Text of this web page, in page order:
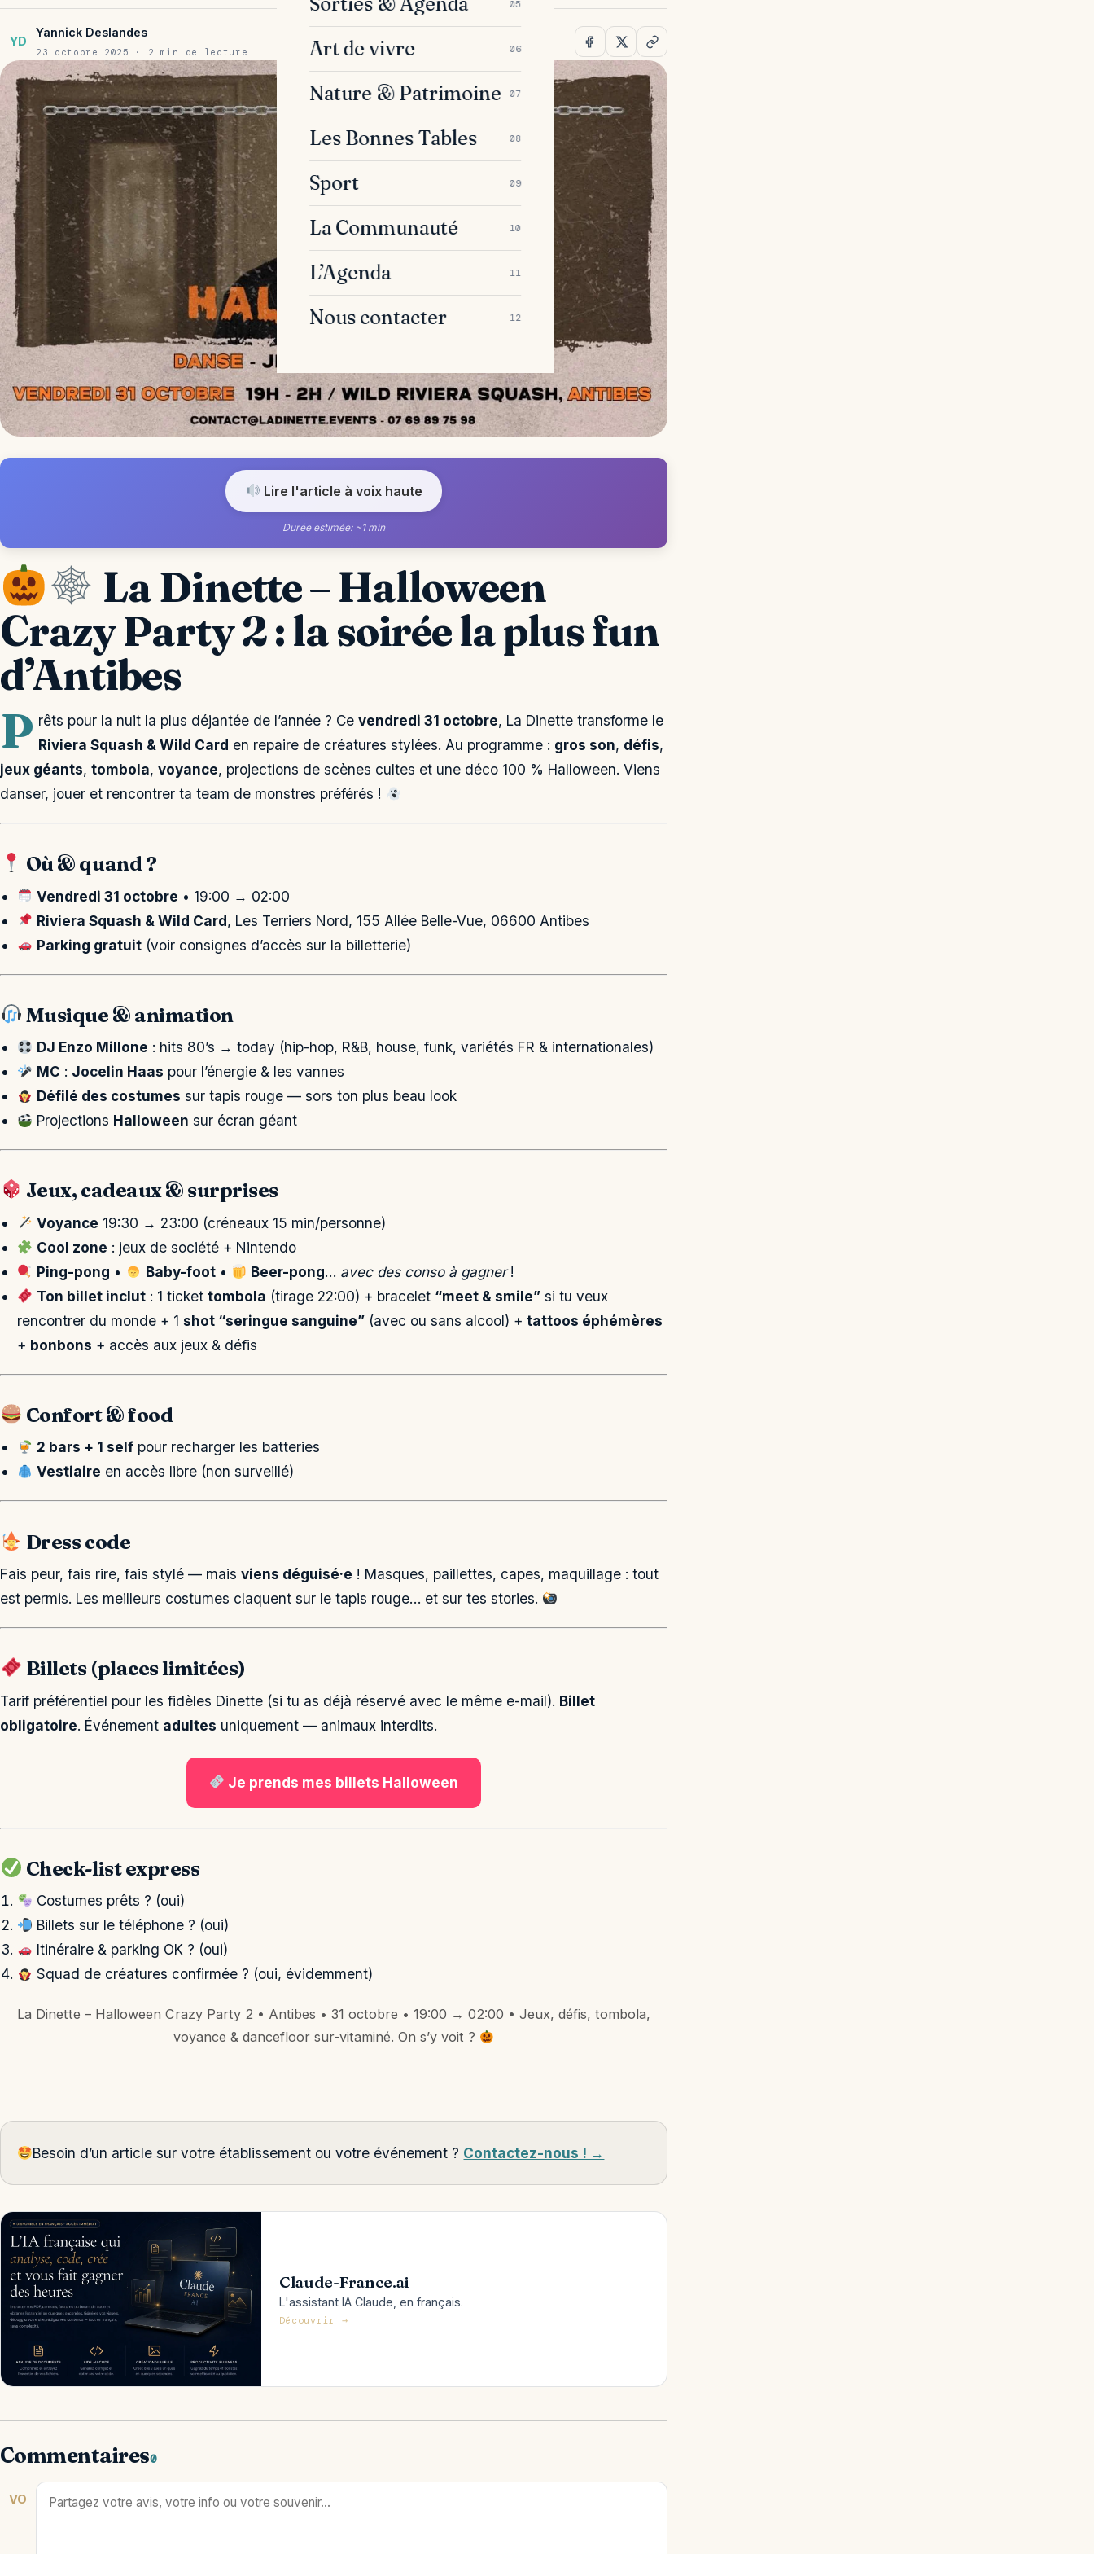
05
Art de vivre 06
Nature & Patrimoine 07
Les Bonnes Tables 08
Sport 09
La Communauté 10
L’Agenda 11
Nous contacter 12
YD
Yannick Deslandes
23 octobre 2025 · 2 min de lecture
Lire l'article à voix haute
Durée estimée: ~1 min
La Dinette – Halloween
Crazy Party 2: la soirée la plus fun
d’Antibes
P rêts pour la nuit la plus déjantée de l’année ? Ce vendredi 31 octobre, La Dinette transforme le
Riviera Squash & Wild Card en repaire de créatures stylées. Au programme : gros son, défis,
jeux géants, tombola, voyance, projections de scènes cultes et une déco 100 % Halloween. Viens
danser, jouer et rencontrer ta team de monstres préférés !
Où & quand ?
Vendredi 31 octobre • 19:00 → 02:00
Riviera Squash & Wild Card, Les Terriers Nord, 155 Allée Belle-Vue, 06600 Antibes
Parking gratuit (voir consignes d’accès sur la billetterie)
Musique & animation
DJ Enzo Millone : hits 80’s → today (hip-hop, R&B, house, funk, variétés FR & internationales)
MC : Jocelin Haas pour l’énergie & les vannes
Défilé des costumes sur tapis rouge — sors ton plus beau look
Projections Halloween sur écran géant
Jeux, cadeaux & surprises
Voyance 19:30 → 23:00 (créneaux 15 min/personne)
Cool zone : jeux de société + Nintendo
Ping-pong • Baby-foot• Beer-pong… avec des conso à gagner!
Ton billet inclut : 1 tickettombola (tirage 22:00) + bracelet “meet & smile” si tu veux
rencontrer du monde + 1 shot “seringue sanguine”(avec ou sans alcool) + tattoos éphémères
+ bonbons + accès aux jeux & défis
Confort & food
2 bars + 1 self pour recharger les batteries
Vestiaire en accès libre (non surveillé)
Dress code
Fais peur, fais rire, fais stylé — mais viens déguisé·e ! Masques, paillettes, capes, maquillage : tout
est permis. Les meilleurs costumes claquent sur le tapis rouge… et sur tes stories.
Billets (places limitées)
Tarif préférentiel pour les fidèles Dinette (si tu as déjà réservé avec le même e-mail). Billet
obligatoire. Événement adultes uniquement — animaux interdits.
Je prends mes billets Halloween
Check-list express
Costumes prêts ? (oui)
Billets sur le téléphone ? (oui)
Itinéraire & parking OK ? (oui)
Squad de créatures confirmée ? (oui, évidemment)
La Dinette – Halloween Crazy Party 2 • Antibes • 31 octobre • 19:00 → 02:00 • Jeux, défis, tombola,
voyance & dancefloor sur-vitaminé. On s’y voit ?
Besoin d’un article sur votre établissement ou votre événement ? Contactez-nous ! →
Claude-France.ai
L'assistant IA Claude, en français.
Découvrir →
Commentaires0
VO